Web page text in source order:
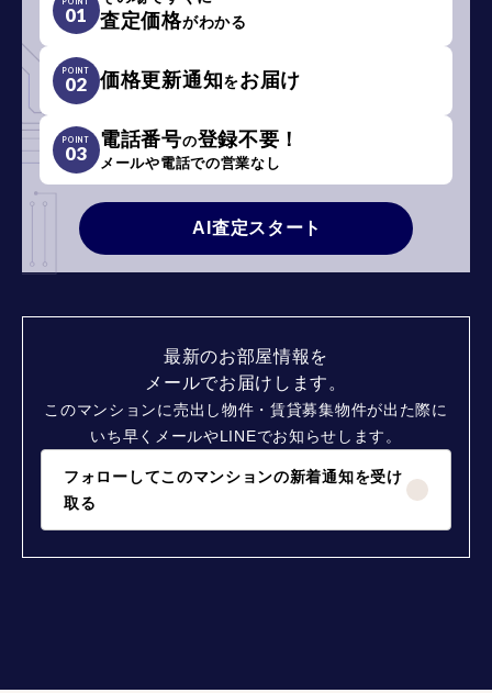
01 査定価格がわかる
POINT
02 価格更新通知をお届け
POINT
03
電話番号の登録不要！
メールや電話での営業なし
AI査定スタート
最新のお部屋情報を
メールでお届けします。
このマンションに売出し物件・賃貸募集物件が出た際に
いち早くメールやLINEでお知らせします。
フォローしてこのマンションの新着通知を受け
取る